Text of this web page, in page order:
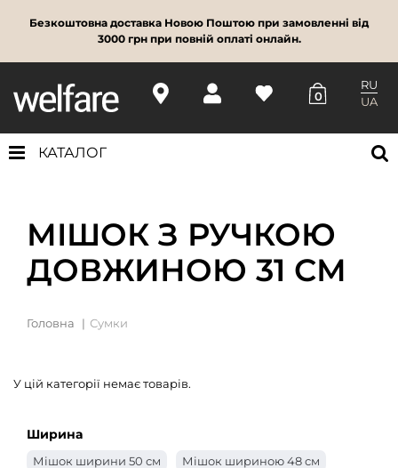
Безкоштовна доставка Новою Поштою при замовленні від
3000 грн при повній оплаті онлайн.
0
RU
UA
КАТАЛОГ
МІШОК З РУЧКОЮ
ДОВЖИНОЮ 31 СМ
Головна Сумки
У цій категорії немає товарів.
Ширина
Мішок ширини 50 см
Мішок шириною 48 см